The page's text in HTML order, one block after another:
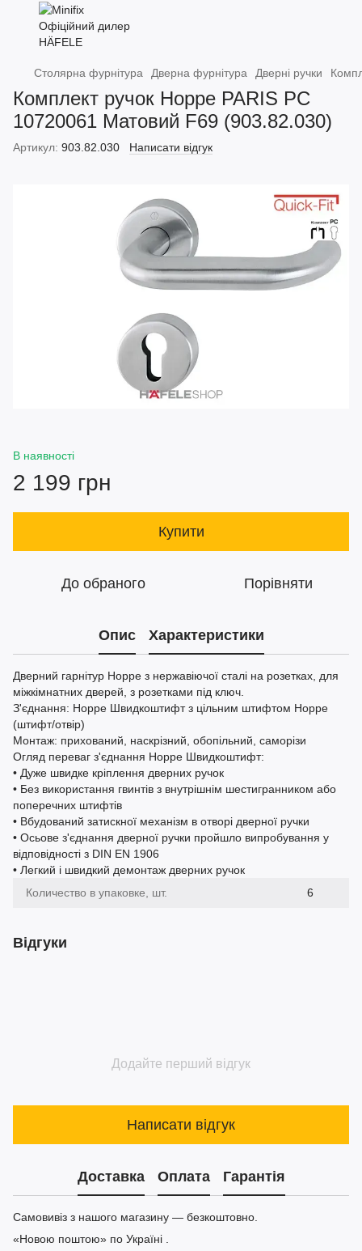
Столярна фурнітура Дверна фурнітура Дверні ручки
Комплект ручок Hoppe PARIS PC
10720061 Матовий F69 (903.82.030)
Артикул: 903.82.030 Написати відгук
В наявності
2 199 грн
Купити
До обраного Порівняти
Опис Характеристики
Дверний гарнітур Hoppe з нержавіючої сталі на розетках, для
міжкімнатних дверей, з розетками під ключ.
З'єднання: Hoppe Швидкоштифт з цільним штифтом Hoppe
(штифт/отвір)
Монтаж: прихований, наскрізний, обопільний, саморізи
Огляд переваг з'єднання Hoppe Швидкоштифт:
• Дуже швидке кріплення дверних ручок
• Без використання гвинтів з внутрішнім шестигранником або
поперечних штифтів
• Вбудований затискної механізм в отворі дверної ручки
• Осьове з'єднання дверної ручки пройшло випробування у
відповідності з DIN EN 1906
• Легкий і швидкий демонтаж дверних ручок
Количество в упаковке, шт.
6
Відгуки
Додайте перший відгук
Написати відгук
Доставка Оплата Гарантія
Самовивіз з нашого магазину — безкоштовно.
«Новою поштою» по Україні .